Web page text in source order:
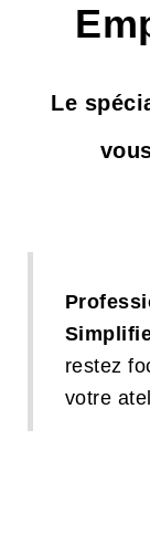
etLe
restez
votre